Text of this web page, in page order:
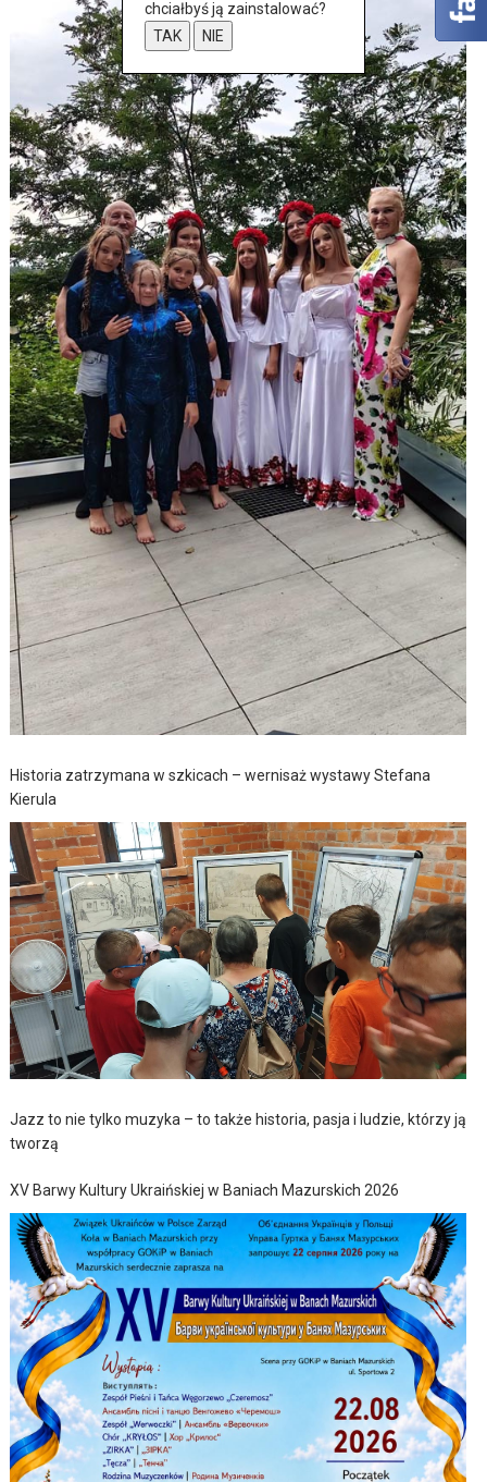
Historia zatrzymana w szkicach – wernisaż wystawy Stefana
Kierula
Jazz to nie tylko muzyka – to także historia, pasja i ludzie, którzy ją
tworzą
XV Barwy Kultury Ukraińskiej w Baniach Mazurskich 2026
chciałbyś ją zainstalować?
TAK
NIE